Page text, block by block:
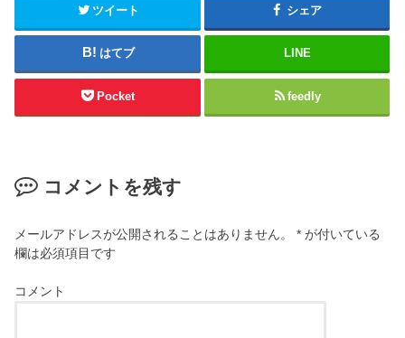
ツイート シェア
はてブ LINE
Pocket feedly
コメントを残す
メールアドレスが公開されることはありません。 * が付いている
欄は必須項目です
コメント